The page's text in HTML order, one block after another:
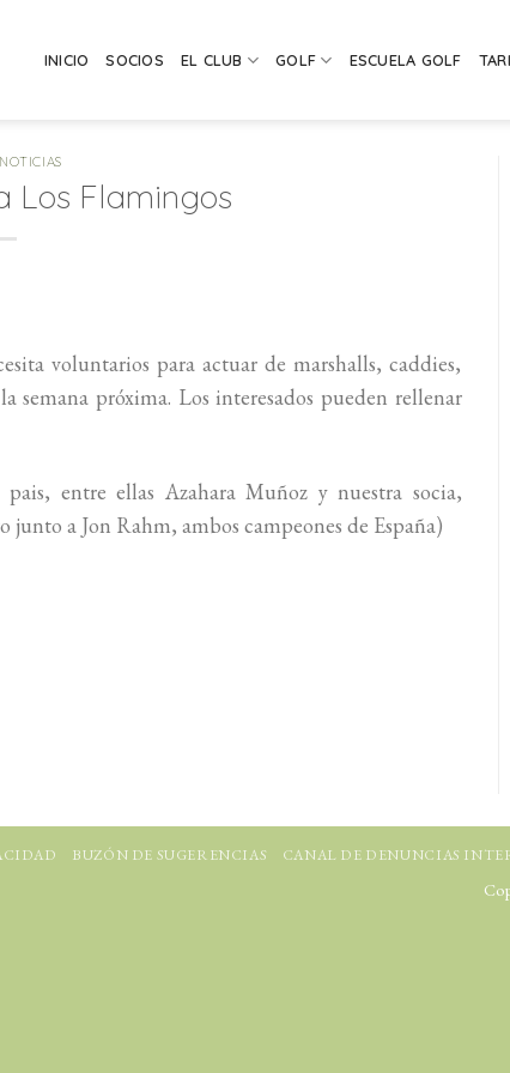
INICIO SOCIOS EL CLUB GOLF ESCUELA GOLF
Los Flamingos
voluntarios para actuar de marshalls, caddies,
semana próxima. Los interesados pueden rellenar
entre ellas Azahara Muñoz y nuestra socia,
a Jon Rahm, ambos campeones de España)
BUZÓN DE SUGERENCIAS CANAL DE DENUNCIAS